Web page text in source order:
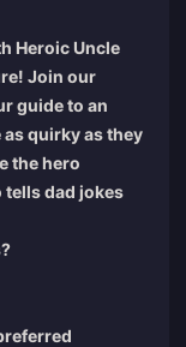
Heroic Uncle
Join our
guide to an
quirky as they
the hero
dad jokes